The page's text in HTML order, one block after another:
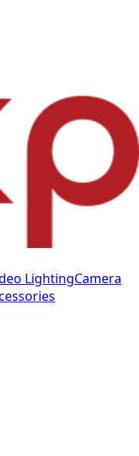
LightingCamera